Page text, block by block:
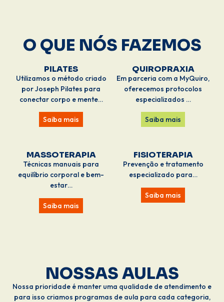
O QUE NÓS FAZEMOS
PILATES
Utilizamos o método criado
por Joseph Pilates para
conectar corpo e mente…
Saiba mais
QUIROPRAXIA
Em parceria com a MyQuiro,
oferecemos protocolos
especializados …
Saiba mais
MASSOTERAPIA
Técnicas manuais para
equilíbrio corporal e bem-
estar…
Saiba mais
FISIOTERAPIA
Prevenção e tratamento
especializado para…
Saiba mais
NOSSAS AULAS
Nossa prioridade é manter uma qualidade de atendimento e
para isso criamos programas de aula para cada categoria,